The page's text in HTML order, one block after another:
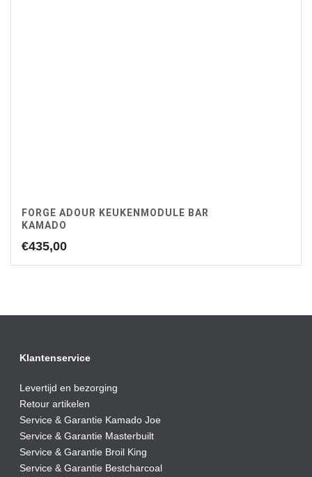
FORGE ADOUR KEUKENMODULE BAR
KAMADO
€435,00
Klantenservice
Levertijd en bezorging
Retour artikelen
Service & Garantie Kamado Joe
Service & Garantie Masterbuilt
Service & Garantie Broil King
Service & Garantie Bestcharcoal